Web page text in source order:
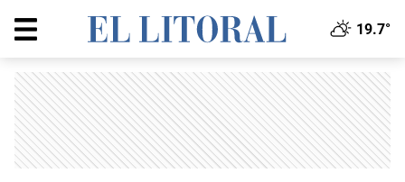
19.7°